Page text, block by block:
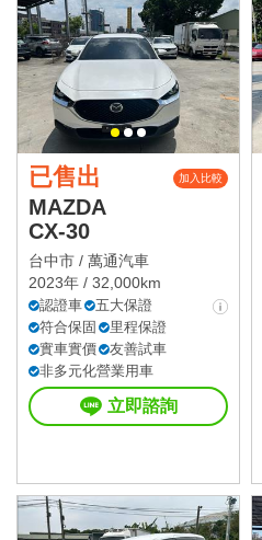
已售出 加入比較
MAZDA
CX-30
台中市 / 萬通汽車
2023年 / 32,000km
認證車
五大保證
符合保固
里程保證
實車實價
友善試車
非多元化營業用車
立即諮詢